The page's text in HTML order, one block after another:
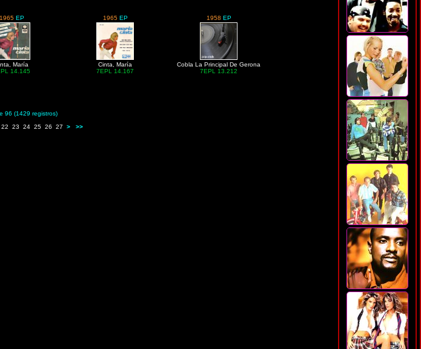
1965 EP
María
14.145
1965 EP
Cinta, María
7EPL 14.167
1958 EP
Cobla La Principal De Gerona
7EPL 13.212
96 (1429 registros)
22 23 24 25 26 27 > >>